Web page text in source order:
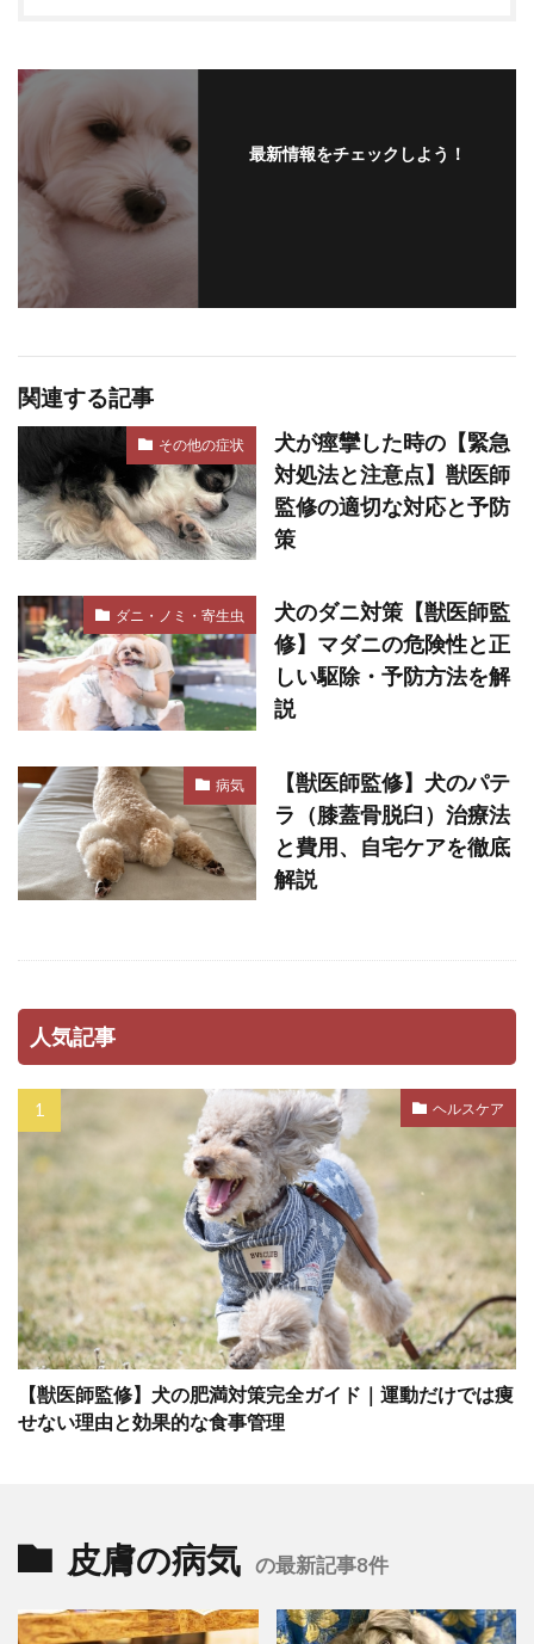
最新情報をチェックしよう！
関連する記事
その他の症状
犬が痙攣した時の【緊急
対処法と注意点】獣医師
監修の適切な対応と予防
策
ダニ・ノミ・寄生虫
犬のダニ対策【獣医師監
修】マダニの危険性と正
しい駆除・予防方法を解
説
病気
【獣医師監修】犬のパテ
ラ（膝蓋骨脱臼）治療法
と費用、自宅ケアを徹底
解説
人気記事
ヘルスケア
【獣医師監修】犬の肥満対策完全ガイド｜運動だけでは痩
せない理由と効果的な食事管理
皮膚の病気 の最新記事8件